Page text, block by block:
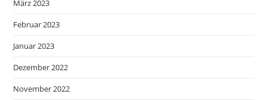
März 2023
Februar 2023
Januar 2023
Dezember 2022
November 2022